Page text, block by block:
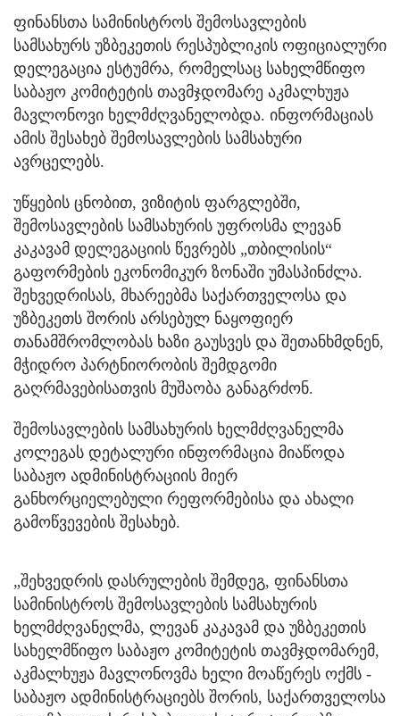
ფინანსთა სამინისტროს შემოსავლების
სამსახურს უზბეკეთის რესპუბლიკის ოფიციალური
დელეგაცია ესტუმრა, რომელსაც სახელმწიფო
საბაჟო კომიტეტის თავმჯდომარე აკმალხუჟა
მავლონოვი ხელმძღვანელობდა. ინფორმაციას
ამის შესახებ შემოსავლების სამსახური
ავრცელებს.
უწყების ცნობით, ვიზიტის ფარგლებში,
შემოსავლების სამსახურის უფროსმა ლევან
კაკავამ დელეგაციის წევრებს „თბილისის“
გაფორმების ეკონომიკურ ზონაში უმასპინძლა.
შეხვედრისას, მხარეებმა საქართველოსა და
უზბეკეთს შორის არსებულ ნაყოფიერ
თანამშრომლობას ხაზი გაუსვეს და შეთანხმდნენ,
მჭიდრო პარტნიორობის შემდგომი
გაღრმავებისათვის მუშაობა განაგრძონ.
შემოსავლების სამსახურის ხელმძღვანელმა
კოლეგას დეტალური ინფორმაცია მიაწოდა
საბაჟო ადმინისტრაციის მიერ
განხორციელებული რეფორმებისა და ახალი
გამოწვევების შესახებ.
„შეხვედრის დასრულების შემდეგ, ფინანსთა
სამინისტროს შემოსავლების სამსახურის
ხელმძღვანელმა, ლევან კაკავამ და უზბეკეთის
სახელმწიფო საბაჟო კომიტეტის თავმჯდომარემ,
აკმალხუჟა მავლონოვმა ხელი მოაწერეს ოქმს -
საბაჟო ადმინისტრაციებს შორის, საქართველოსა